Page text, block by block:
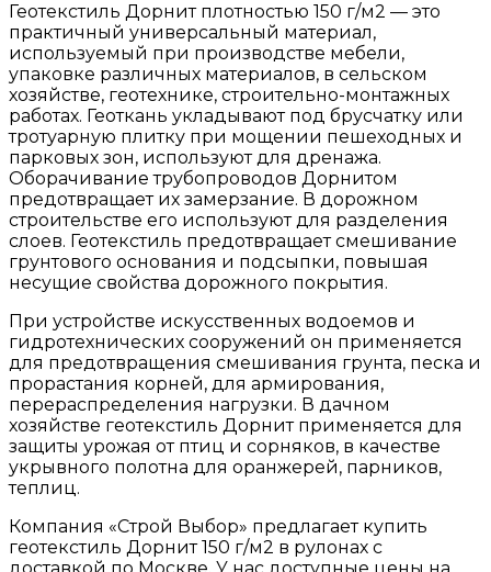
Геотекстиль Дорнит плотностью 150 г/м2 — это
практичный универсальный материал,
используемый при производстве мебели,
упаковке различных материалов, в сельском
хозяйстве, геотехнике, строительно-монтажных
работах. Геоткань укладывают под брусчатку или
тротуарную плитку при мощении пешеходных и
парковых зон, используют для дренажа.
Оборачивание трубопроводов Дорнитом
предотвращает их замерзание. В дорожном
строительстве его используют для разделения
слоев. Геотекстиль предотвращает смешивание
грунтового основания и подсыпки, повышая
несущие свойства дорожного покрытия.
При устройстве искусственных водоемов и
гидротехнических сооружений он применяется
для предотвращения смешивания грунта, песка и
прорастания корней, для армирования,
перераспределения нагрузки. В дачном
хозяйстве геотекстиль Дорнит применяется для
защиты урожая от птиц и сорняков, в качестве
укрывного полотна для оранжерей, парников,
теплиц.
Компания «Строй Выбор» предлагает купить
геотекстиль Дорнит 150 г/м2 в рулонах с